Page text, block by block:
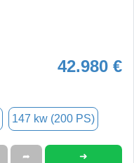
42.980 €
147 kw (200 PS)
➦ ➜